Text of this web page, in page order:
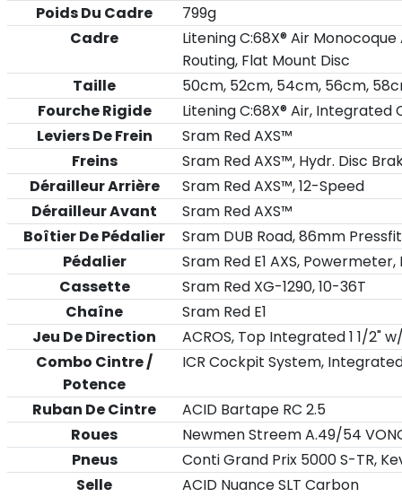
Poids Du Cadre
799g
Cadre
Litening C:68X® Air
Routing, Flat Mount Disc
Taille
50cm, 52cm, 54cm, 56cm,
Fourche Rigide
Litening C:68X® Air, Integrated
Leviers De Frein
Sram Red AXS™
Freins
Sram Red AXS™, Hydr. Disc
Dérailleur Arrière
Sram Red AXS™, 12-Speed
Dérailleur Avant
Sram Red AXS™
Boîtier De Pédalier
Sram DUB Road, 86mm Pressfit
Pédalier
Sram Red E1 AXS,
Cassette
Sram Red XG-1290, 10-36T
Chaîne
Sram Red E1
Jeu De Direction
ACROS, Top Integrated 1 1/2"
Combo Cintre /
Potence
ICR Cockpit System,
Ruban De Cintre
ACID Bartape RC 2.5
Roues
Newmen Streem A.49/54
Pneus
Conti Grand Prix 5000 S-TR,
Selle
ACID Nuance SLT Carbon